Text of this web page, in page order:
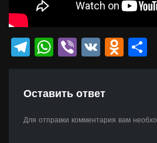
Telegram
WhatsApp
Viber
VK
Оставить ответ
Для отправки комментария вам